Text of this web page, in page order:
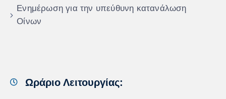
Ενημέρωση για την υπεύθυνη κατανάλωση
Οίνων
Ωράριο Λειτουργίας: